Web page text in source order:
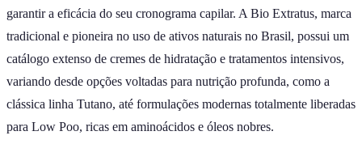
garantir a eficácia do seu cronograma capilar. A Bio Extratus, marca
tradicional e pioneira no uso de ativos naturais no Brasil, possui um
catálogo extenso de cremes de hidratação e tratamentos intensivos,
variando desde opções voltadas para nutrição profunda, como a
clássica linha Tutano, até formulações modernas totalmente liberadas
para Low Poo, ricas em aminoácidos e óleos nobres.